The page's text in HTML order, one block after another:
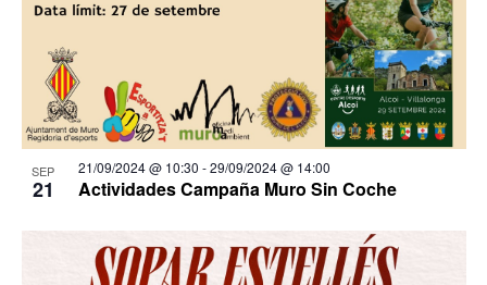
SEP
21 Actividades Campaña Muro Sin Coche
21/09/2024 @ 10:30 -29/09/2024 @ 14:00